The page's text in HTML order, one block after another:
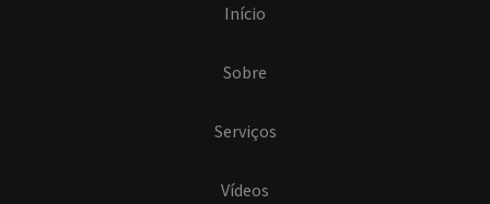
Início
Sobre
Serviços
Vídeos